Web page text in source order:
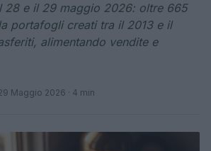
28 e il 29 maggio 2026: oltre 665
portafogli creati tra il 2013 e il
alimentando vendite e
Maggio 2026 · 4 min